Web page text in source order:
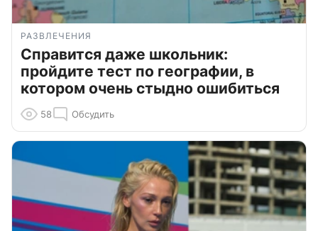
РАЗВЛЕЧЕНИЯ
Справится даже школьник:
пройдите тест по географии, в
котором очень стыдно ошибиться
58 Обсудить